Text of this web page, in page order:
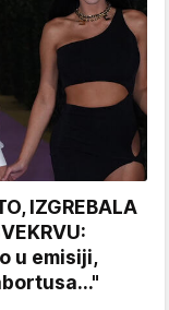
IZGREBALA
u emisiji,